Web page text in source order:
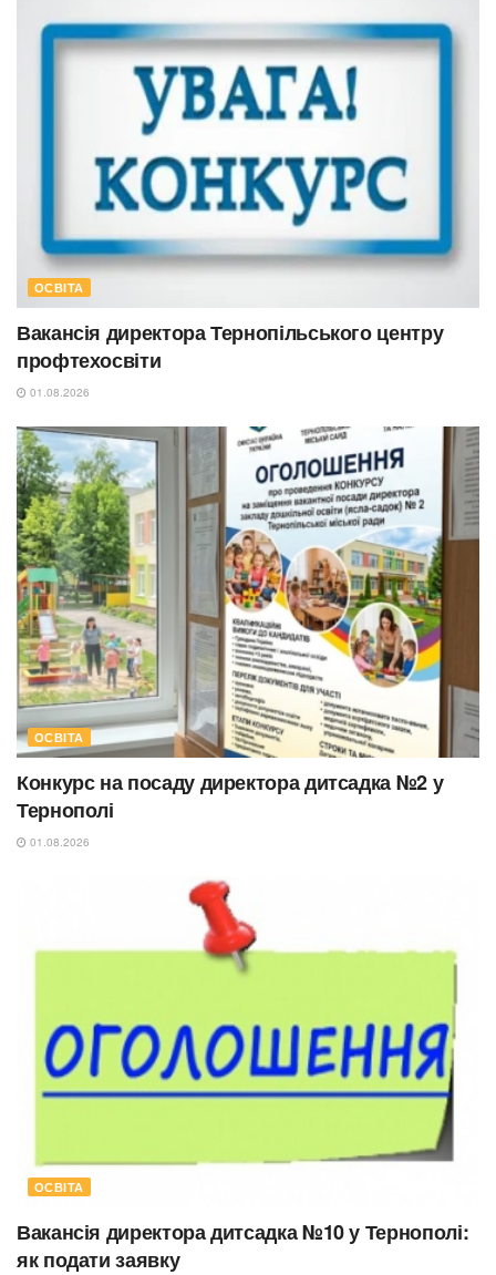
ОСВІТА
Вакансія директора Тернопільського центру
профтехосвіти
01.08.2026
ОСВІТА
Конкурс на посаду директора дитсадка №2 у
Тернополі
01.08.2026
ОСВІТА
Вакансія директора дитсадка №10 у Тернополі:
як подати заявку